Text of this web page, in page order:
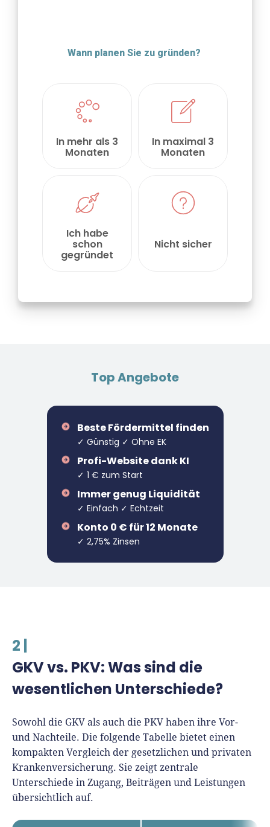
Top Angebote
Beste Fördermittel finden
✓ Günstig ✓ Ohne EK
Profi-Website dank KI
✓ 1 € zum Start
Immer genug Liquidität
✓ Einfach ✓ Echtzeit
Konto 0 € für 12 Monate
✓ 2,75% Zinsen
2 |
GKV vs. PKV: Was sind die
wesentlichen Unterschiede?
Sowohl die GKV als auch die PKV haben ihre Vor-
und Nachteile. Die folgende Tabelle bietet einen
kompakten Vergleich der gesetzlichen und privaten
Krankenversicherung. Sie zeigt zentrale
Unterschiede in Zugang, Beiträgen und Leistungen
übersichtlich auf.